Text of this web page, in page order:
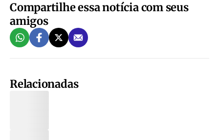
Compartilhe essa notícia com seus
amigos
Relacionadas